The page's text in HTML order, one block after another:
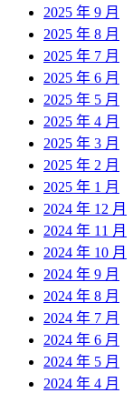
2025 年 9 月
2025 年 8 月
2025 年 7 月
2025 年 6 月
2025 年 5 月
2025 年 4 月
2025 年 3 月
2025 年 2 月
2025 年 1 月
2024 年 12 月
2024 年 11 月
2024 年 10 月
2024 年 9 月
2024 年 8 月
2024 年 7 月
2024 年 6 月
2024 年 5 月
2024 年 4 月